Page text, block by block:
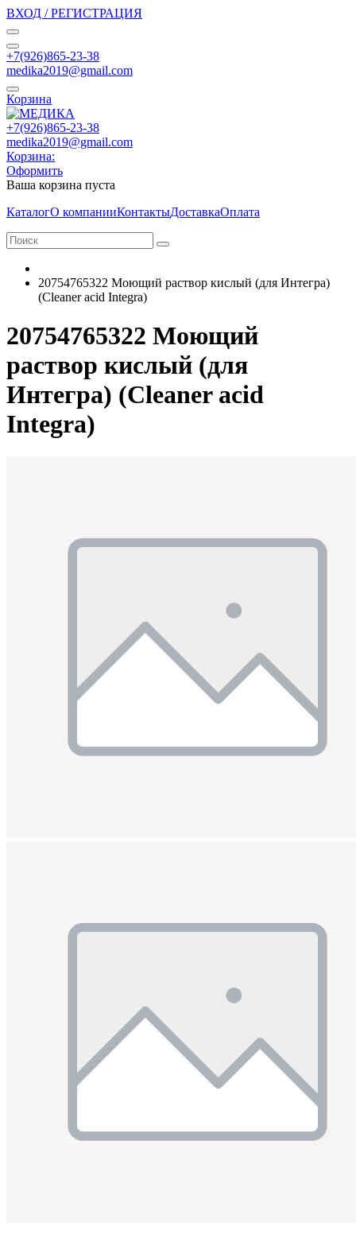
ВХОД / РЕГИСТРАЦИЯ
+7(926)865-23-38
medika2019@gmail.com
Корзина
+7(926)865-23-38
medika2019@gmail.com
Корзина:
Оформить
Ваша корзина пуста
КаталогО компанииКонтактыДоставкаОплата
20754765322 Моющий раствор кислый (для Интегра)
(Cleaner acid Integra)
20754765322 Моющий
раствор кислый (для
Интегра) (Cleaner acid
Integra)